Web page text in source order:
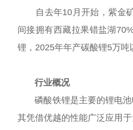
自去年10月开始，紫金矿
间接拥有西藏拉果错盐湖
锂，2025年年产碳酸锂5万吨
行业概况
磷酸铁锂是主要的锂电池
其凭借优越的性能广泛应用